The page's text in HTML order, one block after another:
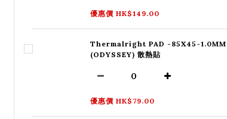
優惠價 HK$149.00
Thermalright PAD -85X45-1.0MM
(ODYSSEY) 散熱貼
優惠價 HK$79.00